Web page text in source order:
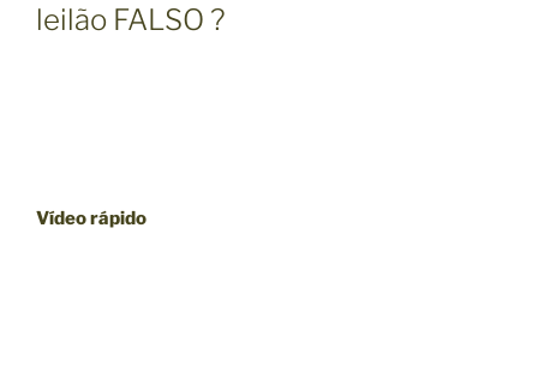
leilão FALSO ?
Vídeo rápido